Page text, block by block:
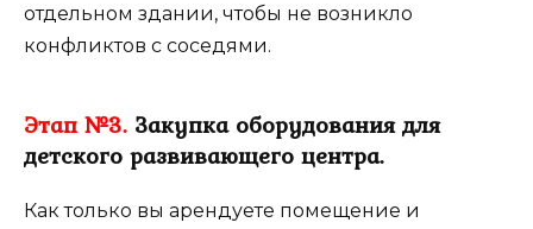
отдельном здании, чтобы не возникло
конфликтов с соседями.
Этап №3. Закупка оборудования для
детского развивающего центра.
Как только вы арендуете помещение и